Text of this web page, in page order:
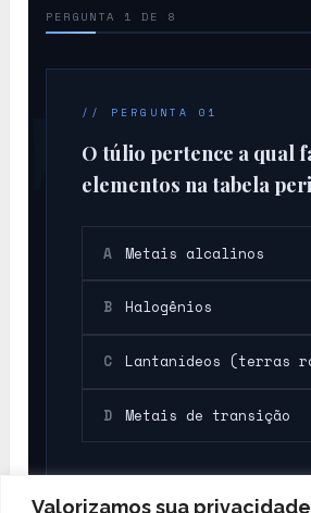
Valorizamos sua privacidade
PERGUNTA 1 DE 8
// PERGUNTA 01
O túlio pertence a qual
elementos na tabela
A Metais alcalinos
B Halogênios
C Lantanídeos (terras
D Metais de transição